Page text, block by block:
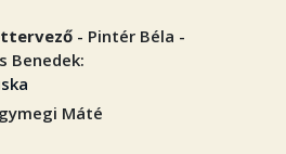
- Pintér Béla -
Benedek:
Máté